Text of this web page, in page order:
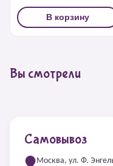
В корзину
Вы смотрели
Самовывоз
Москва, ул. Ф.